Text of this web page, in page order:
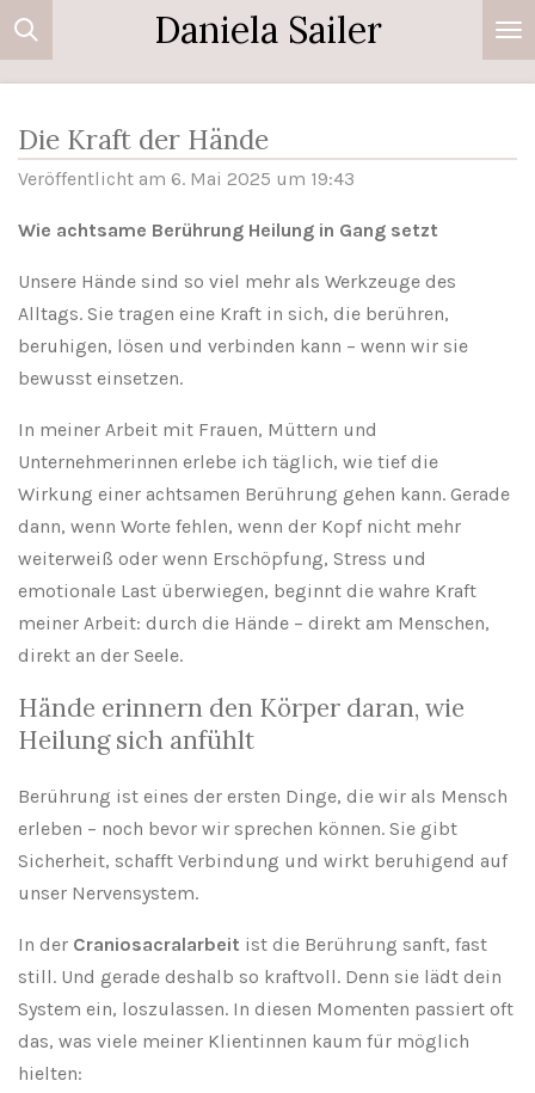
Zum
Hauptinhalt
Daniela Sailer
Die Kraft der Hände
Veröffentlicht am 6. Mai 2025 um 19:43
Wie achtsame Berührung Heilung in Gang setzt
Unsere Hände sind so viel mehr als Werkzeuge des
Alltags. Sie tragen eine Kraft in sich, die berühren,
beruhigen, lösen und verbinden kann – wenn wir sie
bewusst einsetzen.
In meiner Arbeit mit Frauen, Müttern und
Unternehmerinnen erlebe ich täglich, wie tief die
Wirkung einer achtsamen Berührung gehen kann. Gerade
dann, wenn Worte fehlen, wenn der Kopf nicht mehr
weiterweiß oder wenn Erschöpfung, Stress und
emotionale Last überwiegen, beginnt die wahre Kraft
meiner Arbeit: durch die Hände – direkt am Menschen,
direkt an der Seele.
Hände erinnern den Körper daran, wie
Heilung sich anfühlt
Berührung ist eines der ersten Dinge, die wir als Mensch
erleben – noch bevor wir sprechen können. Sie gibt
Sicherheit, schafft Verbindung und wirkt beruhigend auf
unser Nervensystem.
In der Craniosacralarbeit ist die Berührung sanft, fast
still. Und gerade deshalb so kraftvoll. Denn sie lädt dein
System ein, loszulassen. In diesen Momenten passiert oft
das, was viele meiner Klientinnen kaum für möglich
hielten: